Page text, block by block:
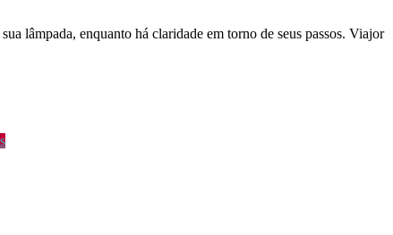
lâmpada, enquanto há claridade em torno de seus passos. Viajor